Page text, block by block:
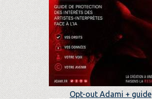
Opt-out Adami + guide